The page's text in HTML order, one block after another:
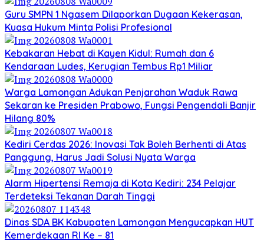
Guru SMPN 1 Ngasem Dilaporkan Dugaan Kekerasan,
Kuasa Hukum Minta Polisi Profesional
Kebakaran Hebat di Kayen Kidul: Rumah dan 6
Kendaraan Ludes, Kerugian Tembus Rp1 Miliar
Warga Lamongan Adukan Penjarahan Waduk Rawa
Sekaran ke Presiden Prabowo, Fungsi Pengendali Banjir
Hilang 80%
Kediri Cerdas 2026: Inovasi Tak Boleh Berhenti di Atas
Panggung, Harus Jadi Solusi Nyata Warga
Alarm Hipertensi Remaja di Kota Kediri: 234 Pelajar
Terdeteksi Tekanan Darah Tinggi
Dinas SDA BK Kabupaten Lamongan Mengucapkan HUT
Kemerdekaan RI Ke – 81